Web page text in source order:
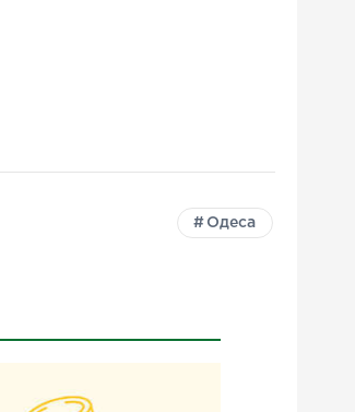
Одеса